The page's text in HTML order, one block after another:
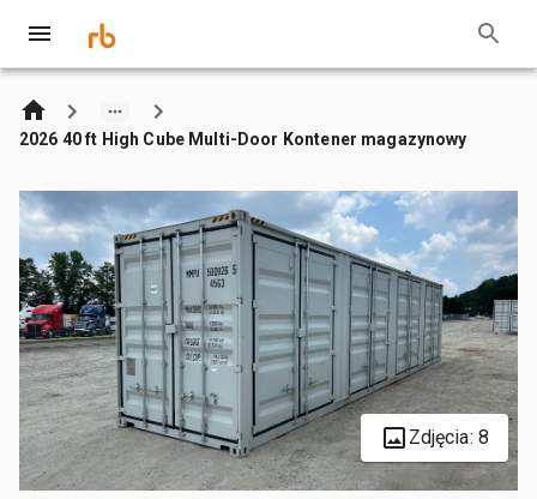
2026 40 ft High Cube Multi-Door Kontener magazynowy
Zdjęcia: 8